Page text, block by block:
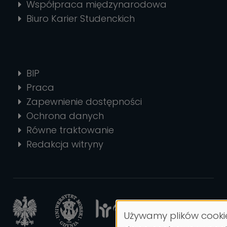
Współpraca międzynarodowa
Biuro Karier Studenckich
BIP
Praca
Zapewnienie dostępności
Ochrona danych
Równe traktowanie
Redakcja witryny
Używamy plików